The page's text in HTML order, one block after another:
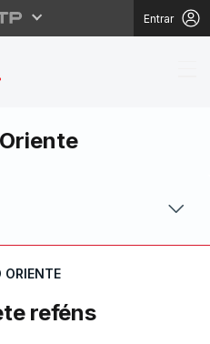
Entrar
sete
ORIENTE
reféns